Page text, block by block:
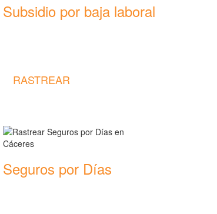
Subsidio por baja laboral
RASTREAR
Seguros por Días